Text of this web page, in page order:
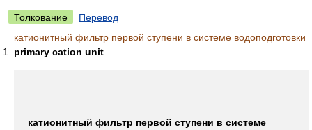
Толкование
Перевод
катионитный фильтр первой ступени в системе водоподготовки
primary cation unit
катионитный фильтр первой ступени в системе